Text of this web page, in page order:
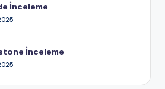
İnceleme
İnceleme